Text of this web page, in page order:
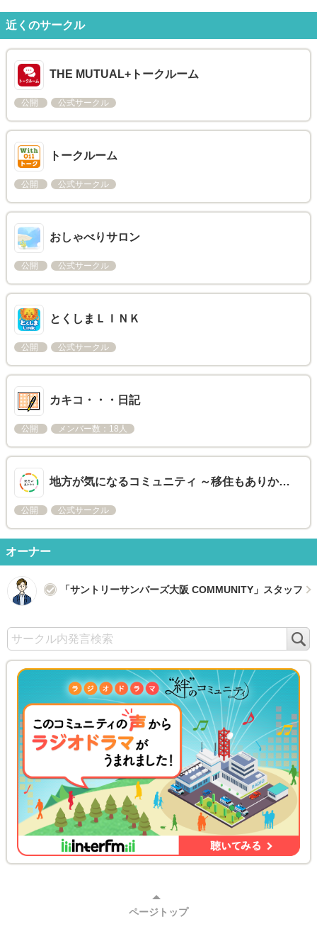
近くのサークル
THE MUTUAL+トークルーム
公開 公式サークル
トークルーム
公開 公式サークル
おしゃべりサロン
公開 公式サークル
とくしまＬＩＮＫ
公開 公式サークル
カキコ・・・日記
公開 メンバー数：18人
地方が気になるコミュニティ ～移住もありか…
公開 公式サークル
オーナー
「サントリーサンバーズ大阪 COMMUNITY」スタッフ
ページトップ